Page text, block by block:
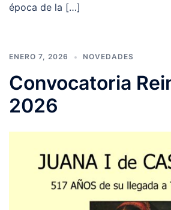
época de la […]
ENERO 7, 2026 NOVEDADES
Convocatoria
2026